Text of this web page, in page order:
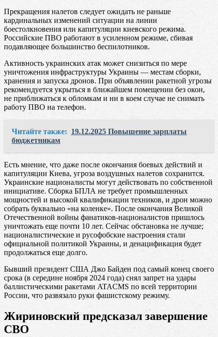
Прекращения налетов следует ожидать не раньше
кардинальных изменений ситуации на линии
боестолкновения или капитуляции киевского режима.
Российские ПВО работают в усиленном режиме, сбивая
подавляющее большинство беспилотников.
Активность украинских атак может снизиться по мере
уничтожения инфраструктуры Украины — местам сборки,
хранения и запуска дронов. При объявлении ракетной угрозы
рекомендуется укрыться в ближайшем помещении без окон,
не приближаться к обломкам и ни в коем случае не снимать
работу ПВО на телефон.
Читайте также: 19.12.2025 Повышение зарплаты
бюджетникам
Есть мнение, что даже после окончания боевых действий и
капитуляции Киева, угроза воздушных налетов сохранится.
Украинские националисты могут действовать по собственной
инициативе. Сборка БПЛА не требует промышленных
мощностей и высокой квалификации техников, и дрон можно
собрать буквально «на коленке». После окончания Великой
Отечественной войны фанатиков-националистов пришлось
уничтожать еще почти 10 лет. Сейчас обстановка не лучше;
националистические и русофобские настроения стали
официальной политикой Украины, и денацификация будет
продолжаться еще долго.
Бывший президент США Джо Байден под самый конец своего
срока (в середине ноября 2024 года) снял запрет на удары
баллистическими ракетами ATACMS по всей территории
России, что развязало руки фашистскому режиму.
Жириновский предсказал завершение
СВО